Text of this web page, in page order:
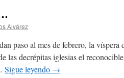
Alvárez
paso al mes de febrero, la víspera
las decrépitas iglesias el
Sigue leyendo →